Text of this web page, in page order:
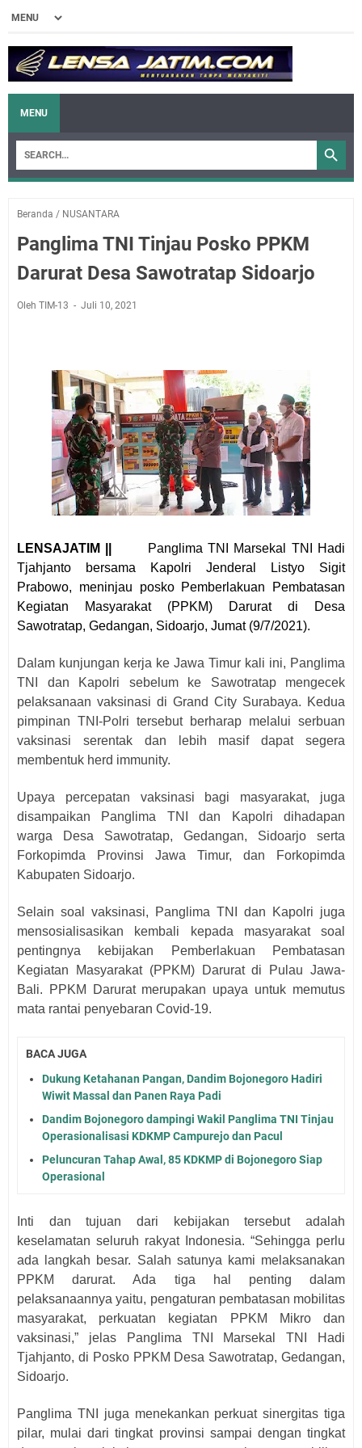
MENU
Beranda / NUSANTARA
Panglima TNI Tinjau Posko PPKM
Darurat Desa Sawotratap Sidoarjo
Oleh TIM-13 Juli 10, 2021
LENSAJATIM ||
Panglima TNI Marsekal TNI Hadi
Tjahjanto bersama Kapolri Jenderal Listyo Sigit
Prabowo, meninjau posko Pemberlakuan Pembatasan
Kegiatan Masyarakat (PPKM) Darurat di Desa
Sawotratap, Gedangan, Sidoarjo, Jumat (9/7/2021).
Dalam kunjungan kerja ke Jawa Timur kali ini, Panglima
TNI dan Kapolri sebelum ke Sawotratap mengecek
pelaksanaan vaksinasi di Grand City Surabaya. Kedua
pimpinan TNI-Polri tersebut berharap melalui serbuan
vaksinasi serentak dan lebih masif dapat segera
membentuk herd immunity.
Upaya percepatan vaksinasi bagi masyarakat, juga
disampaikan Panglima TNI dan Kapolri dihadapan
warga Desa Sawotratap, Gedangan, Sidoarjo serta
Forkopimda Provinsi Jawa Timur, dan Forkopimda
Kabupaten Sidoarjo.
Selain soal vaksinasi, Panglima TNI dan Kapolri juga
mensosialisasikan kembali kepada masyarakat soal
pentingnya kebijakan Pemberlakuan Pembatasan
Kegiatan Masyarakat (PPKM) Darurat di Pulau Jawa-
Bali. PPKM Darurat merupakan upaya untuk memutus
mata rantai penyebaran Covid-19.
BACA JUGA
Dukung Ketahanan Pangan, Dandim Bojonegoro Hadiri
Wiwit Massal dan Panen Raya Padi
Dandim Bojonegoro dampingi Wakil Panglima TNI Tinjau
Operasionalisasi KDKMP Campurejo dan Pacul
Peluncuran Tahap Awal, 85 KDKMP di Bojonegoro Siap
Operasional
Inti dan tujuan dari kebijakan tersebut adalah
keselamatan seluruh rakyat Indonesia. “Sehingga perlu
ada langkah besar. Salah satunya kami melaksanakan
PPKM darurat. Ada tiga hal penting dalam
pelaksanaannya yaitu, pengaturan pembatasan mobilitas
masyarakat, perkuatan kegiatan PPKM Mikro dan
vaksinasi,” jelas Panglima TNI Marsekal TNI Hadi
Tjahjanto, di Posko PPKM Desa Sawotratap, Gedangan,
Sidoarjo.
Panglima TNI juga menekankan perkuat sinergitas tiga
pilar, mulai dari tingkat provinsi sampai dengan tingkat